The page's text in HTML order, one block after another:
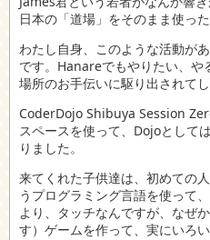
日本の「道場」をそのまま使った
わたし自身、このような活動が
です。Hanareでもやりたい、や
場所のお手伝いに駆り出されてし
CoderDojo Shibuya Session
スペースを使って、Dojoとして
りました。
来てくれた子供達は、初めての
うプログラミング言語を使って
より、タッチなんですが、なぜ
す）ゲームを作って、実にいろ